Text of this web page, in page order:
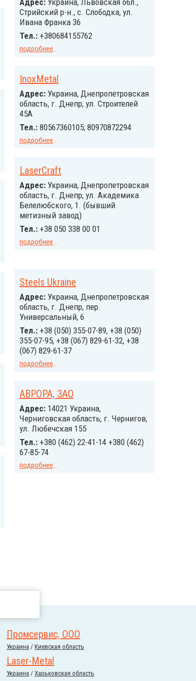
Адрес: Украина, Львовская обл.,
Стрийский р-н., с. Слободка, ул.
Ивана Франка 36
Тел.: +380684155762
подробнее...
InoxMetal
Адрес: Украина, Днепропетровская
область, г. Днепр, ул. Строителей
45А
Тел.: 80567360105; 80970872294
подробнее...
LaserCraft
Адрес: Украина, Днепропетровская
область, г. Днепр, ул. Академика
Белелюбского, 1. (бывший
метизный завод)
Тел.: +38 050 338 00 01
подробнее...
Steels Ukraine
Адрес: Украина, Днепропетровская
область, г. Днепр, пер.
Универсальный, 6
Тел.: +38 (050) 355-07-89, +38 (050)
355-07-95, +38 (067) 829-61-32, +38
(067) 829-61-37
подробнее...
АВРОРА, ЗАО
Адрес: 14021 Украина,
Черниговская область, г. Чернигов,
ул. Любечская 155
Тел.: +380 (462) 22-41-14 +380 (462)
67-85-74
подробнее...
Промсервис, ООО
Украина / Киевская область
Laser-Metal
Украина / Харьковская область